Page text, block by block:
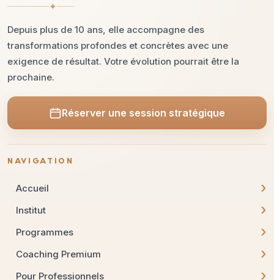
✦
Depuis plus de 10 ans, elle accompagne des
transformations profondes et concrètes avec une
exigence de résultat. Votre évolution pourrait être la
prochaine.
Réserver une session stratégique
NAVIGATION
Accueil ›
Institut ›
Programmes ›
Coaching Premium ›
Pour Professionnels ›